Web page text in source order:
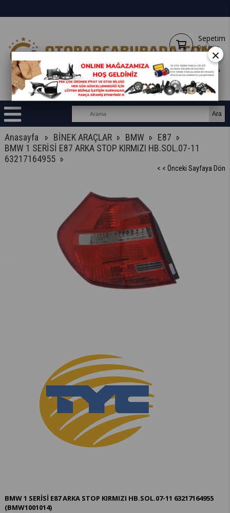
Sepetim
0 Ürün
Anasayfa BİNEK ARAÇLAR BMW
E87
BMW 1 SERİSİ E87 ARKA STOP KIRMIZI HB.SOL.07-11
63217164955
< < Önceki Sayfaya Dön
BMW 1 SERİSİ E87 ARKA STOP KIRMIZI HB.SOL.07-11 63217164955
(BMW1001014)
×